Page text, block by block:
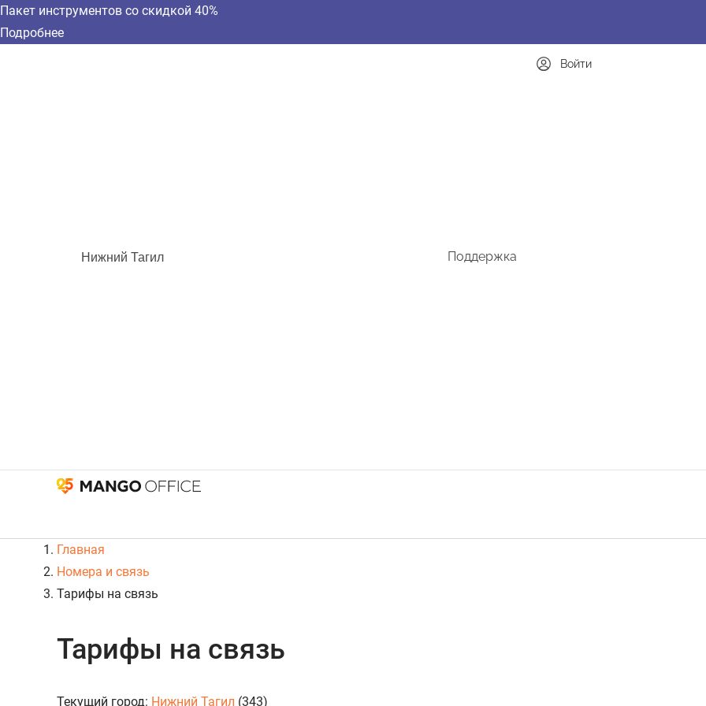
Пакет инструментов со скидкой 40%
Подробнее
Нижний Тагил Поддержка
Войти
Главная
Номера и связь
Тарифы на связь
Тарифы на связь
Текущий город: Нижний Тагил (343)